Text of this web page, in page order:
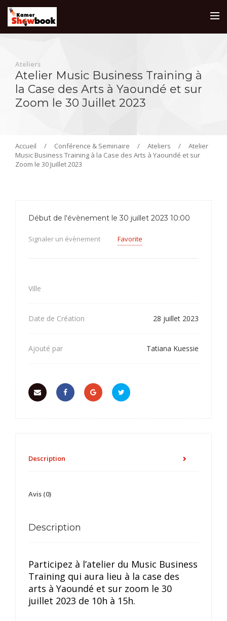
Ateliers
Atelier Music Business Training à
la Case des Arts à Yaoundé et sur
Zoom le 30 Juillet 2023
Accueil / Conférence & Seminaire / Ateliers /
Atelier
Music Business Training à la Case des Arts à Yaoundé et sur
Zoom le 30 Juillet 2023
Début de l'évènement le 30 juillet 2023 10:00
Signaler un évènement Favorite
Ville
Date de Création 28 juillet 2023
Ajouté par Tatiana Kuessie
Description
Avis (0)
Description
Participez à l’atelier du Music Business
Training qui aura lieu à la case des
arts à Yaoundé et sur zoom le 30
juillet 2023 de 10h à 15h.